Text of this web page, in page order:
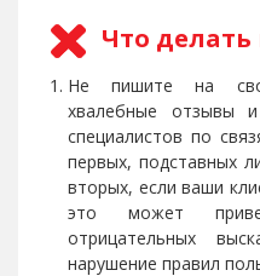
Что
Не пишите на
хвалебные отзывы
специалистов по
первых, подставных
вторых, если ваши
это может
отрицательных
нарушение правил